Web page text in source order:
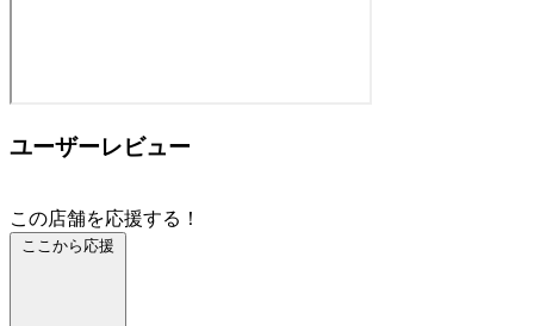
ユーザーレビュー
この店舗を応援する！
ここから応援